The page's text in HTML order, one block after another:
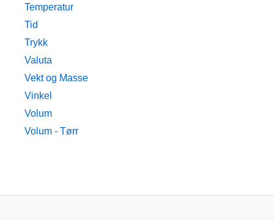
Temperatur
Tid
Trykk
Valuta
Vekt og Masse
Vinkel
Volum
Volum - Tørr